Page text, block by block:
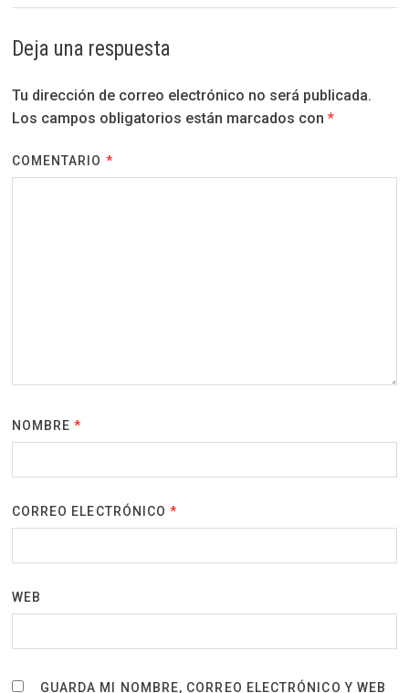
Deja una respuesta
Tu dirección de correo electrónico no será publicada.
Los campos obligatorios están marcados con *
COMENTARIO *
NOMBRE*
CORREO ELECTRÓNICO*
WEB
GUARDA MI NOMBRE, CORREO ELECTRÓNICO Y WEB